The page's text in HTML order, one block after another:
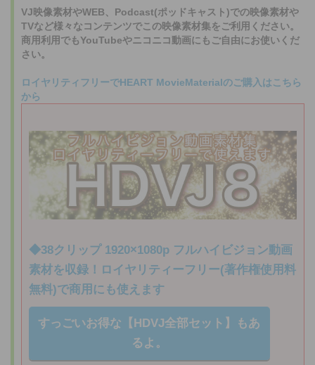
VJ映像素材やWEB、Podcast(ポッドキャスト)での映像素材や
TVなど様々なコンテンツでこの映像素材集をご利用ください。
商用利用でもYouTubeやニコニコ動画にもご自由にお使いくだ
さい。
ロイヤリティフリーでHEART MovieMaterialのご購入はこちら
から
◆38クリップ 1920×1080p フルハイビジョン動画
素材を収録！ロイヤリティーフリー(著作権使用料
無料)で商用にも使えます
すっごいお得な【HDVJ全部セット】もあ
るよ。